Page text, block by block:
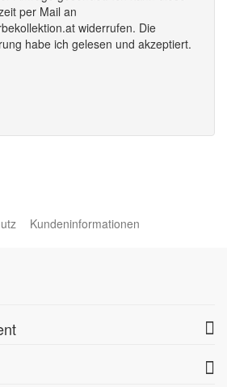
per Mail an
widerrufen. Die
habe ich gelesen und akzeptiert.
Kundeninformationen